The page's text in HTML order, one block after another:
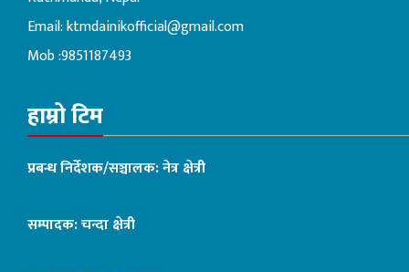
Email:ktmdainikofficial@gmail.com
Mob :9851187493
हाम्रो टिम
प्रबन्ध निर्देशक/सञ्चालक: नेत्र क्षेत्री
सम्पादक: चन्दा क्षेत्री